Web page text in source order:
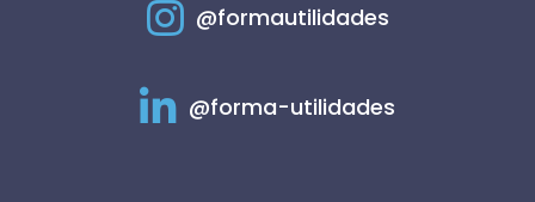
@formautilidades
@forma-utilidades